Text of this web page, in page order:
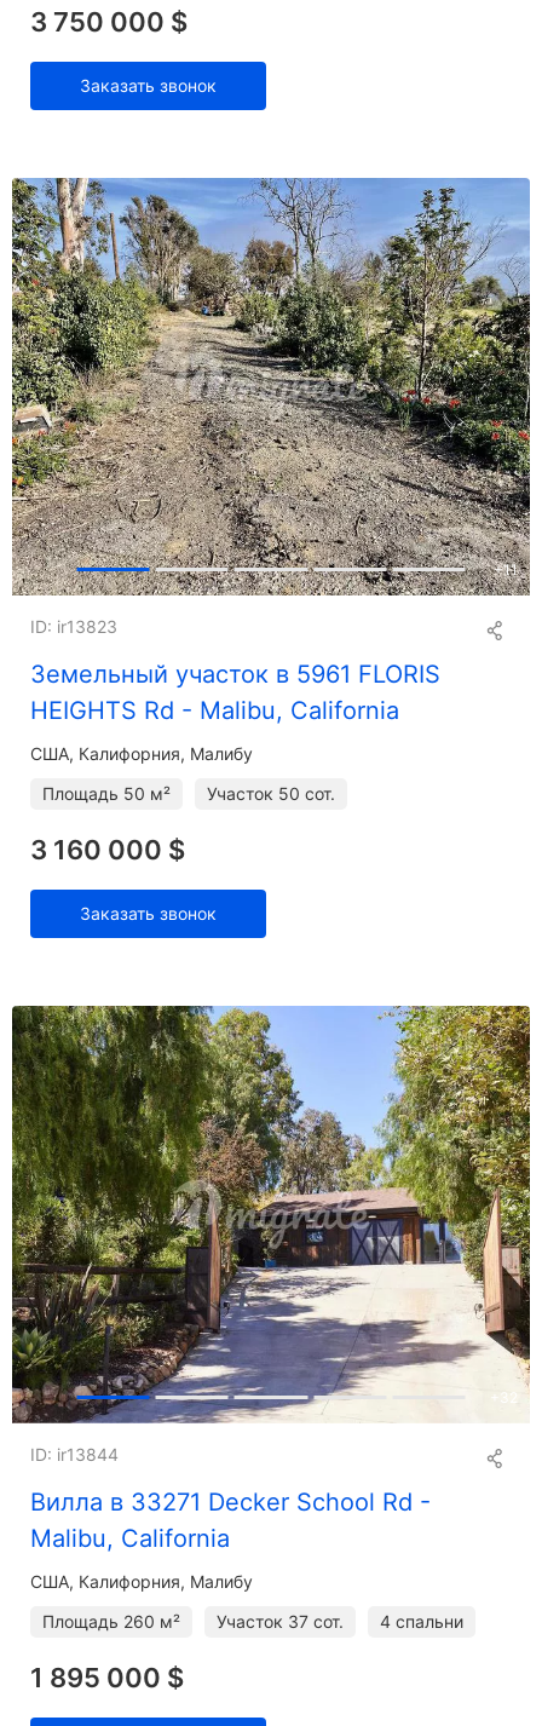
3 750 000 $
Заказать звонок
+11
Земельный участок в 5961 FLORIS
HEIGHTS Rd - Malibu, California
ID: ir13823
США, Калифорния, Малибу
Площадь 50 м² Участок 50 сот.
3 160 000 $
Заказать звонок
+ 32
Вилла в 33271 Decker School Rd -
Malibu, California
ID: ir13844
США, Калифорния, Малибу
Площадь 260 м² Участок 37 сот. 4 спальни
1 895 000 $